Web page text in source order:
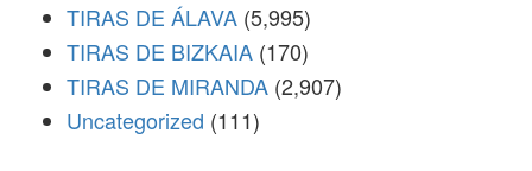
TIRAS DE ÁLAVA (5,995)
TIRAS DE BIZKAIA (170)
TIRAS DE MIRANDA (2,907)
Uncategorized (111)